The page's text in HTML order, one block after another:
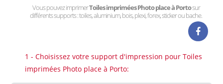
Vous pouvez imprimerToiles imprimées Photo place à Portosur
différents supports : toiles, aluminium, bois, plexi, forex, sticker ou bache.
1 - Choisissez votre support d'impression pour Toiles
imprimées Photo place à Porto: